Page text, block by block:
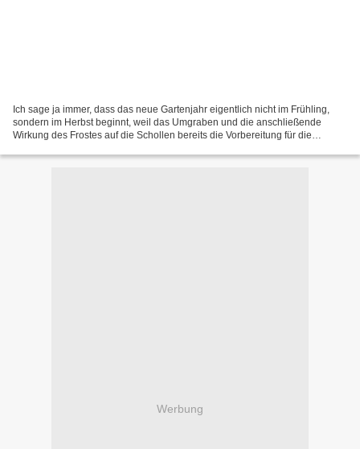
Ich sage ja immer, dass das neue Gartenjahr eigentlich nicht im Frühling,
sondern im Herbst beginnt, weil das Umgraben und die anschließende
Wirkung des Frostes auf die Schollen bereits die Vorbereitung für die
Werbung